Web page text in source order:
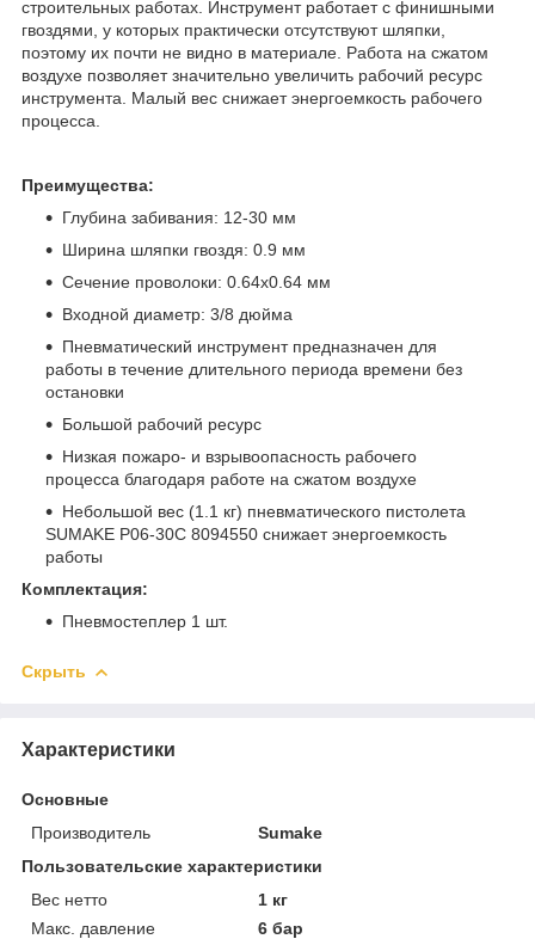
строительных работах. Инструмент работает с финишными
гвоздями, у которых практически отсутствуют шляпки,
поэтому их почти не видно в материале. Работа на сжатом
воздухе позволяет значительно увеличить рабочий ресурс
инструмента. Малый вес снижает энергоемкость рабочего
процесса.
Преимущества:
Глубина забивания: 12-30 мм
Ширина шляпки гвоздя: 0.9 мм
Сечение проволоки: 0.64х0.64 мм
Входной диаметр: 3/8 дюйма
Пневматический инструмент предназначен для
работы в течение длительного периода времени без
остановки
Большой рабочий ресурс
Низкая пожаро- и взрывоопасность рабочего
процесса благодаря работе на сжатом воздухе
Небольшой вес (1.1 кг) пневматического пистолета
SUMAKE P06-30C 8094550 снижает энергоемкость
работы
Комплектация:
Пневмостеплер 1 шт.
Скрыть
Характеристики
Основные
Производитель
Sumake
Пользовательские характеристики
Вес нетто
1 кг
Макс. давление
6 бар